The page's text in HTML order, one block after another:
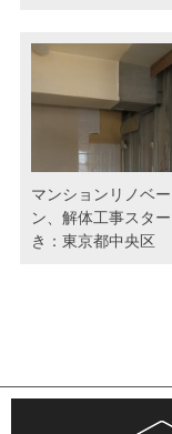
マンションリノベ
ン、解体工事スタ
き：東京都中央区